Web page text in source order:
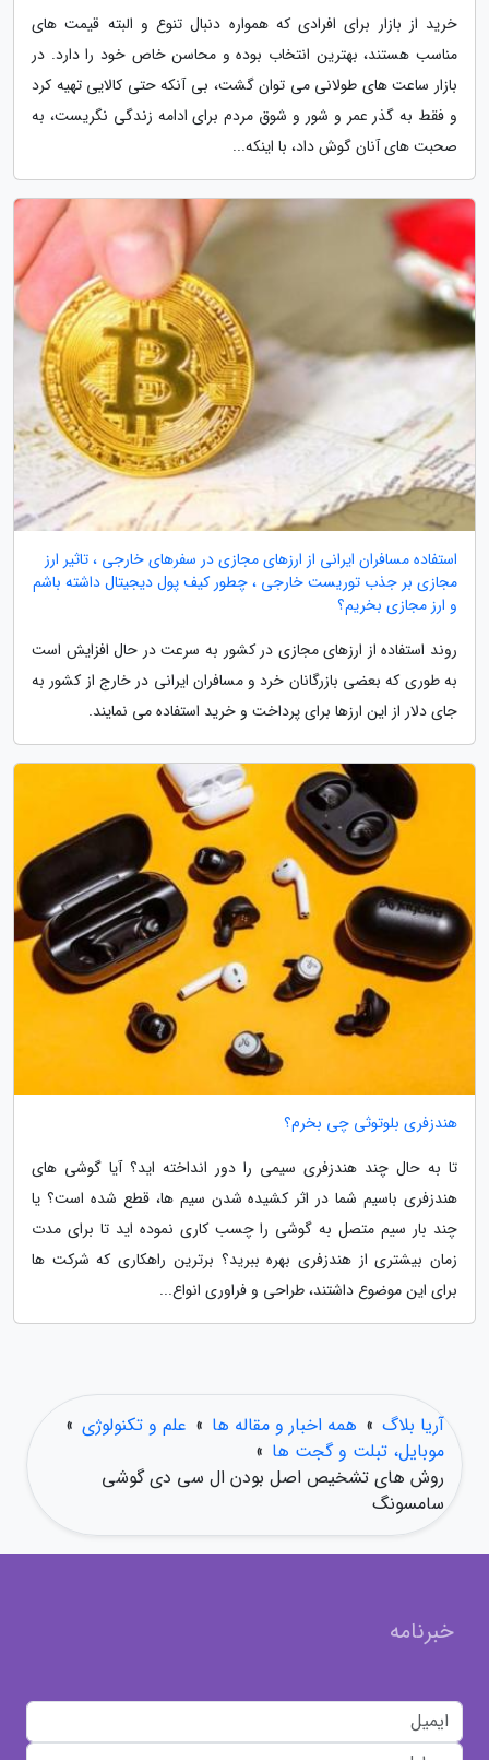
خرید از بازار برای افرادی که همواره دنبال تنوع و البته قیمت های
مناسب هستند، بهترین انتخاب بوده و محاسن خاص خود را دارد. در
بازار ساعت های طولانی می توان گشت، بی آنکه حتی کالایی تهیه کرد
و فقط به گذر عمر و شور و شوق مردم برای ادامه زندگی نگریست، به
صحبت های آنان گوش داد، با اینکه...
استفاده مسافران ایرانی از ارزهای مجازی در سفرهای خارجی ، تاثیر ارز
مجازی بر جذب توریست خارجی ، چطور کیف پول دیجیتال داشته باشم
و ارز مجازی بخریم؟
روند استفاده از ارزهای مجازی در کشور به سرعت در حال افزایش است
به طوری که بعضی بازرگانان خرد و مسافران ایرانی در خارج از کشور به
جای دلار از این ارزها برای پرداخت و خرید استفاده می نمایند.
هندزفری بلوتوثی چی بخرم؟
تا به حال چند هندزفری سیمی را دور انداخته اید؟ آیا گوشی های
هندزفری باسیم شما در اثر کشیده شدن سیم ها، قطع شده است؟ یا
چند بار سیم متصل به گوشی را چسب کاری نموده اید تا برای مدت
زمان بیشتری از هندزفری بهره ببرید؟ برترین راهکاری که شرکت ها
برای این موضوع داشتند، طراحی و فراوری انواع...
آریا بلاگ » همه اخبار و مقاله ها » علم و تکنولوژی »
موبایل، تبلت و گجت ها »
روش های تشخیص اصل بودن ال سی دی گوشی
سامسونگ
خبرنامه